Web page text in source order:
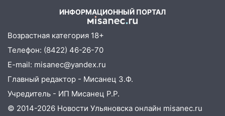
В Инзе произошел крупный пожар
В суде защитили репутацию
мужчины, которого необоснованно
обвиняли в жестоком обращении с
животными
12:28 Миллион на «льготниках»: в
провернул хитрую схему с чужими
проездными
ИНФОРМАЦИОННЫЙ ПОРТАЛ
Возрастная категория 18+
Телефон: (8422) 46-26-70
E-mail: misanec@yandex.ru
Главный редактор - Мисанец З.Ф.
Учредитель - ИП Мисанец Р.Р.
© 2014-2026 Новости Ульяновска онлайн misanec.ru